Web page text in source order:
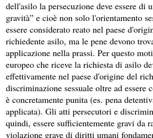
dell'asilo la persecuzione deve essere di
gravità” e cioè non solo l'orientamento
essere considerato reato nel paese
richiedente asilo, ma le pene devono
applicazione nella prassi. Per questo
europeo che riceve la richiesta di asilo
effettivamente nel paese d'origine del
discriminazione sessuale oltre ad essere
è concretamente punita (es. pena
applicata). Gli atti persecutori e
quindi, essere sufficientemente gravi da
violazione grave di diritti umani